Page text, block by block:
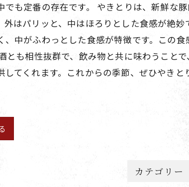
も定番の存在です。 やきとりは、新鮮な
はパリッと、中はほろりとした食感が絶妙
中がふわっとした食感が特徴です。この食
も相性抜群で、飲み物と共に味わうこと
てくれます。これからの季節、ぜひやきと
カテゴリー